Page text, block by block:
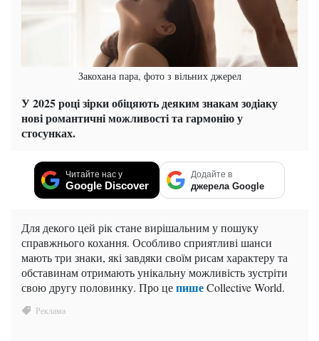
Закохана пара, фото з вільних джерел
У 2025 році зірки обіцяють деяким знакам зодіаку
нові романтичні можливості та гармонію у
стосунках.
Читайте нас у
Google Discover
Додайте в
джерела Google
Для декого цей рік стане вирішальним у пошуку
справжнього кохання. Особливо сприятливі шанси
мають три знаки, які завдяки своїм рисам характеру та
обставинам отримають унікальну можливість зустріти
свою другу половинку. Про цепишеCollective World.